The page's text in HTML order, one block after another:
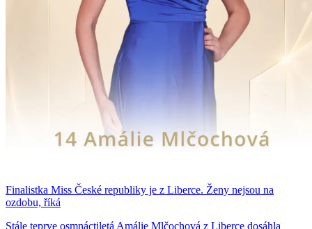
Finalistka Miss České republiky je z Liberce. Ženy nejsou na
ozdobu, říká
Stále teprve osmnáctiletá Amálie Mlčochová z Liberce dosáhla